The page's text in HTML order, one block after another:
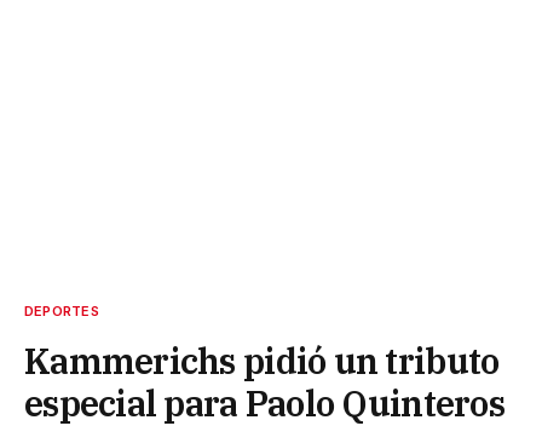
DEPORTES
Kammerichs pidió un tributo
especial para Paolo Quinteros